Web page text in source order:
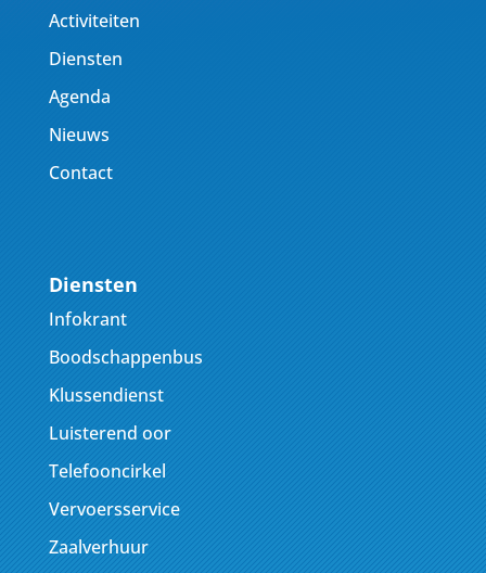
Activiteiten
Diensten
Agenda
Nieuws
Contact
Diensten
Infokrant
Boodschappenbus
Klussendienst
Luisterend oor
Telefooncirkel
Vervoersservice
Zaalverhuur